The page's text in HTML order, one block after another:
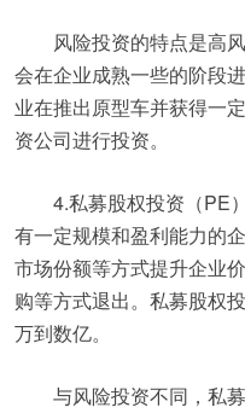
风险投资的特点是高
会在企业成熟一些的阶段
业在推出原型车并获得一
资公司进行投资。
4.私募股权投资（PE
有一定规模和盈利能力的
市场份额等方式提升企业
购等方式退出。私募股权
万到数亿。
与风险投资不同，私